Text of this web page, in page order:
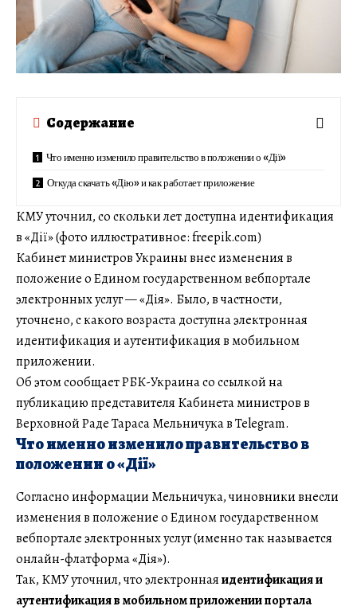
Содержание
Что именно изменило правительство в положении о «Дії»
Откуда скачать «Дію» и как работает приложение
КМУ уточнил, со скольки лет доступна идентификация
в «Дії» (фото иллюстративное: freepik.com)
Кабинет министров Украины внес изменения в
положение о Едином государственном вебпортале
электронных услуг — «Дія». Было, в частности,
уточнено, с какого возраста доступна электронная
идентификация и аутентификация в мобильном
приложении.
Об этом сообщает РБК-Украина со ссылкой на
публикацию представителя Кабинета министров в
Верховной Раде Тараса Мельничука в Telegram.
Что именно изменило правительство в
положении о «Дії»
Согласно информации Мельничука, чиновники внесли
изменения в положение о Едином государственном
вебпортале электронных услуг (именно так называется
онлайн-флатформа «Дія»).
Так, КМУ уточнил, что электроннаяидентификация и
аутентификация в мобильном приложении портала